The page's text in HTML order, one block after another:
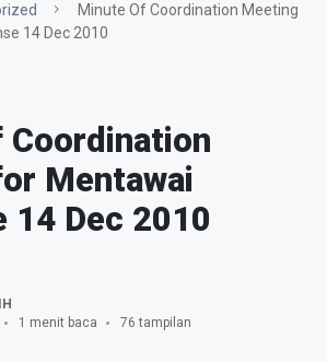
Minute Of Coordination Meeting
14 Dec 2010
Mentawai
14 Dec 2010
1 menit baca 76 tampilan